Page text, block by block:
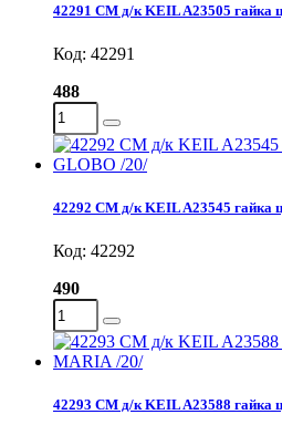
42291 СМ д/к KEIL A23505 гайка
Код: 42291
488
42292 СМ д/к KEIL A23545 гайка
Код: 42292
490
42293 СМ д/к KEIL A23588 гайка